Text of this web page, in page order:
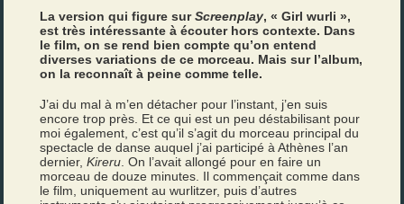
La version qui figure surScreenplay, « Girl wurli »,
est très intéressante à écouter hors contexte. Dans
le film, on se rend bien compte qu’on entend
diverses variations de ce morceau. Mais sur l’album,
on la reconnaît à peine comme telle.
J’ai du mal à m’en détacher pour l’instant, j’en suis
encore trop près. Et ce qui est un peu déstabilisant pour
moi également, c’est qu’il s’agit du morceau principal du
spectacle de danse auquel j’ai participé à Athènes l’an
dernier,Kireru. On l’avait allongé pour en faire un
morceau de douze minutes. Il commençait comme dans
le film, uniquement au wurlitzer, puis d’autres